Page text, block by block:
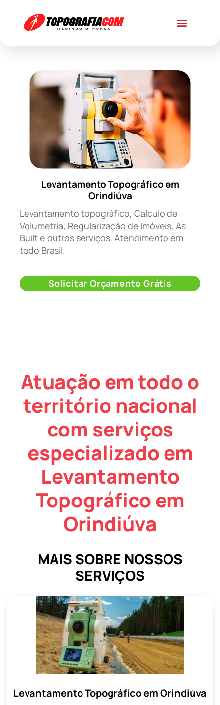
Levantamento Topográfico em
Orindiúva
Levantamento topográfico, Cálculo de
Volumetria, Regularização de Imóveis, As
Built e outros serviços. Atendimento em
todo Brasil.
Solicitar Orçamento Grátis
Atuação em todo o
território nacional
com serviços
especializado em
Levantamento
Topográfico em
Orindiúva
MAIS SOBRE NOSSOS
SERVIÇOS
Levantamento Topográfico em Orindiúva